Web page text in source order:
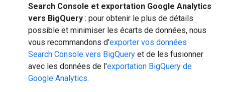
Search Console et exportation Google Analytics
vers BigQuery : pour obtenir le plus de détails
possible et minimiser les écarts de données, nous
vous recommandons d'exporter vos données
Search Console vers BigQuery et de les fusionner
avec les données de l'exportation BigQuery de
Google Analytics.